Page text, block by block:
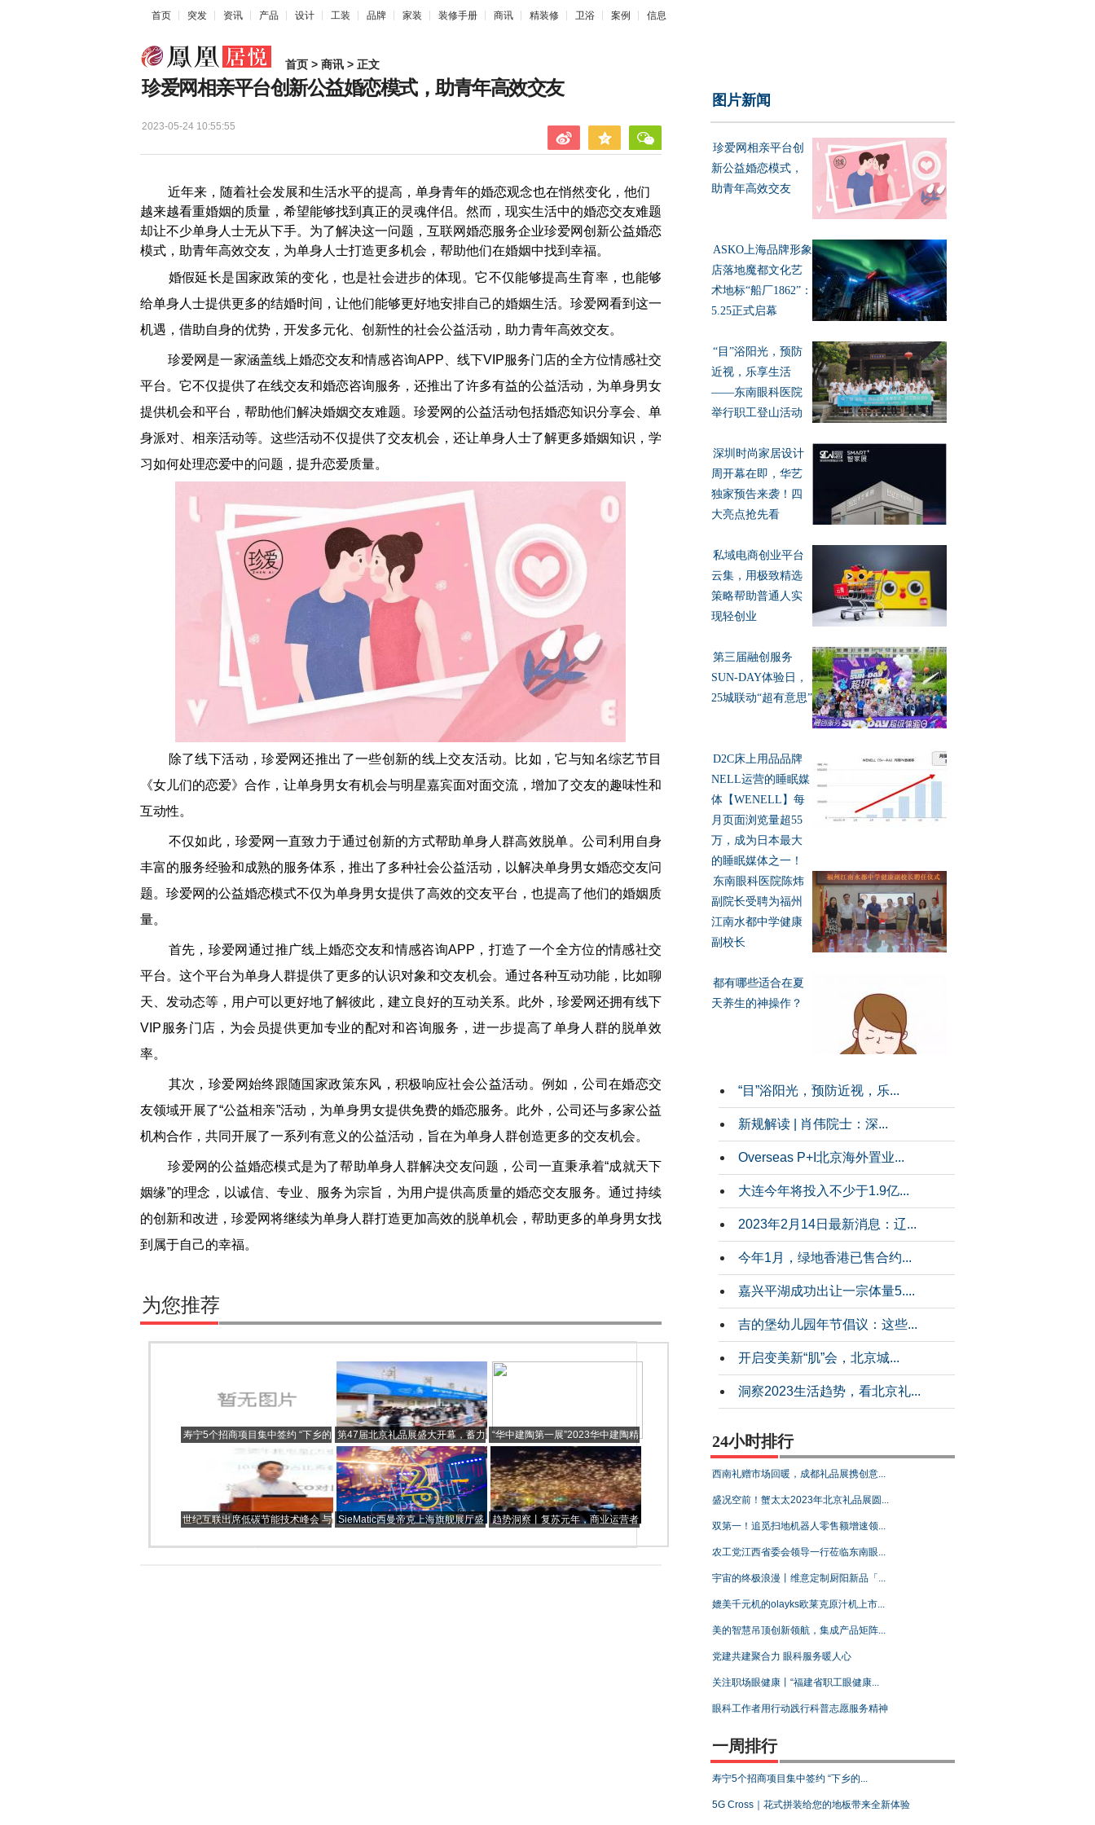
首页 突发 资讯 产品 设计 工装 品牌 家装 装修手册 商讯 精装修 卫浴 案例 信息
首页 > 商讯 > 正文
珍爱网相亲平台创新公益婚恋模式，助青年高效交友
2023-05-24 10:55:55
近年来，随着社会发展和生活水平的提高，单身青年的婚恋观念也在悄然变化，他们
越来越看重婚姻的质量，希望能够找到真正的灵魂伴侣。然而，现实生活中的婚恋交友难题
却让不少单身人士无从下手。为了解决这一问题，互联网婚恋服务企业珍爱网创新公益婚恋
模式，助青年高效交友，为单身人士打造更多机会，帮助他们在婚姻中找到幸福。
婚假延长是国家政策的变化，也是社会进步的体现。它不仅能够提高生育率，也能够
给单身人士提供更多的结婚时间，让他们能够更好地安排自己的婚姻生活。珍爱网看到这一
机遇，借助自身的优势，开发多元化、创新性的社会公益活动，助力青年高效交友。
珍爱网是一家涵盖线上婚恋交友和情感咨询APP、线下VIP服务门店的全方位情感社交
平台。它不仅提供了在线交友和婚恋咨询服务，还推出了许多有益的公益活动，为单身男女
提供机会和平台，帮助他们解决婚姻交友难题。珍爱网的公益活动包括婚恋知识分享会、单
身派对、相亲活动等。这些活动不仅提供了交友机会，还让单身人士了解更多婚姻知识，学
习如何处理恋爱中的问题，提升恋爱质量。
除了线下活动，珍爱网还推出了一些创新的线上交友活动。比如，它与知名综艺节目
《女儿们的恋爱》合作，让单身男女有机会与明星嘉宾面对面交流，增加了交友的趣味性和
互动性。
不仅如此，珍爱网一直致力于通过创新的方式帮助单身人群高效脱单。公司利用自身
丰富的服务经验和成熟的服务体系，推出了多种社会公益活动，以解决单身男女婚恋交友问
题。珍爱网的公益婚恋模式不仅为单身男女提供了高效的交友平台，也提高了他们的婚姻质
量。
首先，珍爱网通过推广线上婚恋交友和情感咨询APP，打造了一个全方位的情感社交
平台。这个平台为单身人群提供了更多的认识对象和交友机会。通过各种互动功能，比如聊
天、发动态等，用户可以更好地了解彼此，建立良好的互动关系。此外，珍爱网还拥有线下
VIP服务门店，为会员提供更加专业的配对和咨询服务，进一步提高了单身人群的脱单效
率。
其次，珍爱网始终跟随国家政策东风，积极响应社会公益活动。例如，公司在婚恋交
友领域开展了“公益相亲”活动，为单身男女提供免费的婚恋服务。此外，公司还与多家公益
机构合作，共同开展了一系列有意义的公益活动，旨在为单身人群创造更多的交友机会。
珍爱网的公益婚恋模式是为了帮助单身人群解决交友问题，公司一直秉承着“成就天下
姻缘”的理念，以诚信、专业、服务为宗旨，为用户提供高质量的婚恋交友服务。通过持续
的创新和改进，珍爱网将继续为单身人群打造更加高效的脱单机会，帮助更多的单身男女找
到属于自己的幸福。
为您推荐
寿宁5个招商项目集中签约 “下乡的
味道”品牌运营项目助力打造“乡村
振兴样板县”
第47届北京礼品展盛大开幕，蓄力
勃发把握风口，奋楫扬帆制胜新
局！
“华中建陶第一展”2023华中建陶精
品荟顺利闭幕
世纪互联出席低碳节能技术峰会 与 SieMatic西曼帝克上海旗舰展厅盛
趋势洞察丨复苏元年，商业运营者
图片新闻
珍爱网相亲平台创
新公益婚恋模式，
助青年高效交友
ASKO上海品牌形象
店落地魔都文化艺
术地标“船厂1862”：
5.25正式启幕
“目”浴阳光，预防
近视，乐享生活
——东南眼科医院
举行职工登山活动
深圳时尚家居设计
周开幕在即，华艺
独家预告来袭！四
大亮点抢先看
私域电商创业平台
云集，用极致精选
策略帮助普通人实
现轻创业
第三届融创服务
SUN-DAY体验日，
25城联动“超有意思”
D2C床上用品品牌
NELL运营的睡眠媒
体【WENELL】每
月页面浏览量超55
万，成为日本最大
的睡眠媒体之一！
东南眼科医院陈炜
副院长受聘为福州
江南水都中学健康
副校长
都有哪些适合在夏
天养生的神操作？
“目”浴阳光，预防近视，乐...
新规解读 | 肖伟院士：深...
Overseas P+I北京海外置业...
大连今年将投入不少于1.9亿...
2023年2月14日最新消息：辽...
今年1月，绿地香港已售合约...
嘉兴平湖成功出让一宗体量5....
吉的堡幼儿园年节倡议：这些...
开启变美新“肌”会，北京城...
洞察2023生活趋势，看北京礼...
24小时排行
西南礼赠市场回暖，成都礼品展携创意...
盛况空前！蟹太太2023年北京礼品展圆...
双第一！追觅扫地机器人零售额增速领...
农工党江西省委会领导一行莅临东南眼...
宇宙的终极浪漫丨维意定制厨阳新品「...
媲美千元机的olayks欧莱克原汁机上市...
美的智慧吊顶创新领航，集成产品矩阵...
党建共建聚合力 眼科服务暖人心
关注职场眼健康丨“福建省职工眼健康...
眼科工作者用行动践行科普志愿服务精神
一周排行
寿宁5个招商项目集中签约 “下乡的...
5G Cross｜花式拼装给您的地板带来全新体验